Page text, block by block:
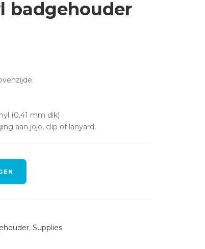
badgehouder
(0,41 mm dik)
aan jojo, clip of lanyard.
, Supplies